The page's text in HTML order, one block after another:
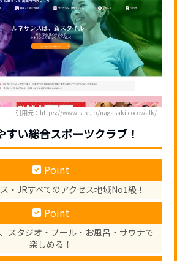
引用元：https://www.s-re.jp/nagasaki-cocowalk/
すい総合スポーツクラブ！
Point
・JRすべてのアクセス地域No1級！
Point
スタジオ・プール・お風呂・サウナで
楽しめる！